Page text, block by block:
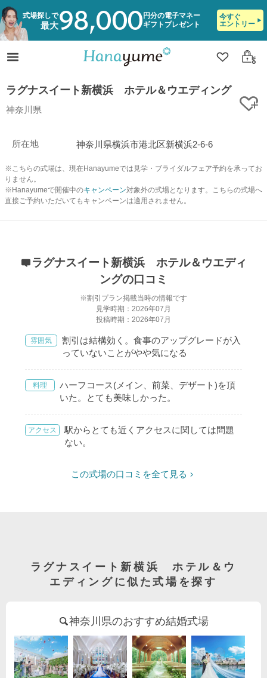
式場探しで
最大98,000 円分の電子マネー
ギフトプレゼント
今すぐ
エントリー
クリップ
ログ
ラグナスイート新横浜 ホテル＆ウエディング
神奈川県
所在地 神奈川県横浜市港北区新横浜2-6-6
※こちらの式場は、現在Hanayumeでは見学・ブライダルフェア予約を承ってお
りません。
※Hanayumeで開催中のキャンペーン対象外の式場となります。こちらの式場へ
直接ご予約いただいてもキャンペーンは適用されません。
ラグナスイート新横浜 ホテル＆ウエディ
ングの口コミ
※割引プラン掲載当時の情報です
見学時期：2026年07月
投稿時期：2026年07月
雰囲気
割引は結構効く。食事のアップグレードが入
っていないことがやや気になる
料理
ハーフコース(メイン、前菜、デザート)を頂
いた。とても美味しかった。
アクセス
駅からとても近くアクセスに関しては問題
ない。
この式場の口コミを全て見る
ラグナスイート新横浜 ホテル＆ウ
エディングに似た式場を探す
神奈川県のおすすめ結婚式場